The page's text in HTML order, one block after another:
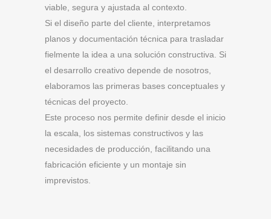
viable, segura y ajustada al contexto.
Si el diseño parte del cliente, interpretamos
planos y documentación técnica para trasladar
fielmente la idea a una solución constructiva. Si
el desarrollo creativo depende de nosotros,
elaboramos las primeras bases conceptuales y
técnicas del proyecto.
Este proceso nos permite definir desde el inicio
la escala, los sistemas constructivos y las
necesidades de producción, facilitando una
fabricación eficiente y un montaje sin
imprevistos.